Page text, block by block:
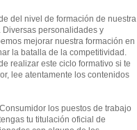
del nivel de formación de nuestra
Diversas personalidades y
mejorar nuestra formación en
la batalla de la competitividad.
realizar este ciclo formativo si te
lee atentamente los contenidos
los puestos de trabajo
tu titulación oficial de